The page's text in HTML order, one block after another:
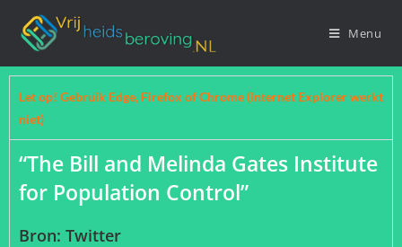
Menu
Let op! Gebruik Edge, Firefox of Chrome (Internet Explorer werkt
niet)
“The Bill and Melinda Gates Institute
for Population Control”
Bron: Twitter